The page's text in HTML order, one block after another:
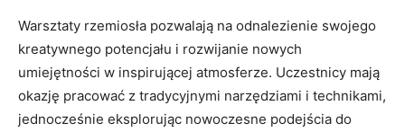
Warsztaty rzemiosła pozwalają na ‌odnalezienie swojego
kreatywnego potencjału ​i rozwijanie nowych
umiejętności w‌ inspirującej atmosferze. ​Uczestnicy mają
okazję pracować z⁢ tradycyjnymi narzędziami i technikami,
jednocześnie eksplorując nowoczesne‍ podejścia do